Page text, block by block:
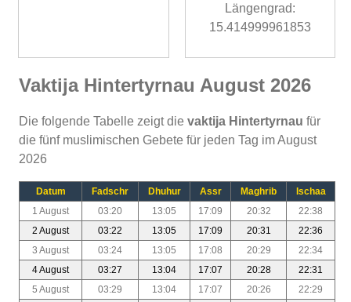
Längengrad:
15.414999961853
Vaktija Hintertyrnau August 2026
Die folgende Tabelle zeigt die vaktija Hintertyrnau für
die fünf muslimischen Gebete für jeden Tag im August
2026
Datum Fadschr Dhuhur Assr Maghrib
Ischaa
1 August
03:20 13:05 17:09 20:32
22:38
2 August
03:22 13:05 17:09 20:31
22:36
3 August
03:24 13:05 17:08 20:29
22:34
4 August
03:27 13:04 17:07 20:28
22:31
5 August
03:29 13:04 17:07 20:26
22:29